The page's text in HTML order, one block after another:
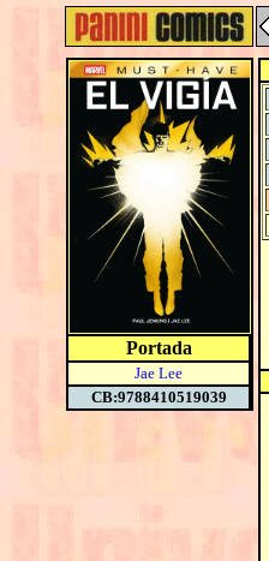
Portada
Jae Lee
CB:9788410519039